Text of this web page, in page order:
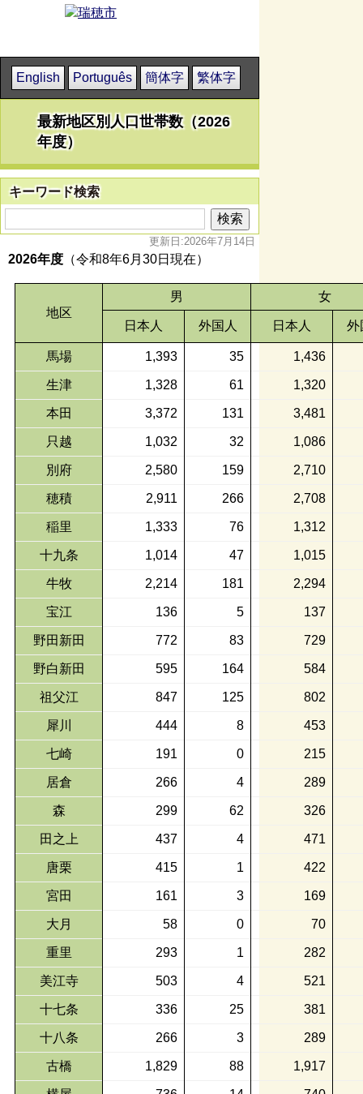
English Português 簡体字 繁体字
最新地区別人口世帯数（2026
年度）
キーワード検索
更新日:2026年7月14日
2026年度 （令和8年6月30日現在）
地区
男 女
日本人 外国人 日本人 外
馬場 1,393 35 1,436
生津 1,328 61 1,320
本田 3,372 131 3,481
只越 1,032 32 1,086
別府 2,580 159 2,710
穂積 2,911 266 2,708
稲里 1,333 76 1,312
十九条 1,014 47 1,015
牛牧 2,214 181 2,294
宝江 136 5 137
野田新田 772 83 729
野白新田 595 164 584
祖父江 847 125 802
犀川 444 8 453
七崎 191 0 215
居倉 266 4 289
森 299 62 326
田之上 437 4 471
唐栗 415 1 422
宮田 161 3 169
大月 58 0 70
重里 293 1 282
美江寺 503 4 521
十七条 336 25 381
十八条 266 3 289
古橋 1,829 88 1,917